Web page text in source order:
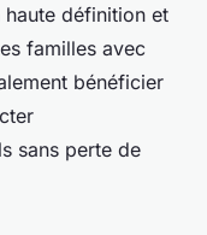
définition et
familles avec
bénéficier
sans perte de